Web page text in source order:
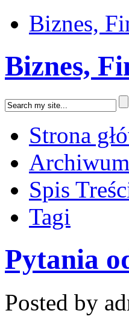
Biznes,
Biznes,
Strona
Archiwum
Spis
Tagi
Pytania
Posted by